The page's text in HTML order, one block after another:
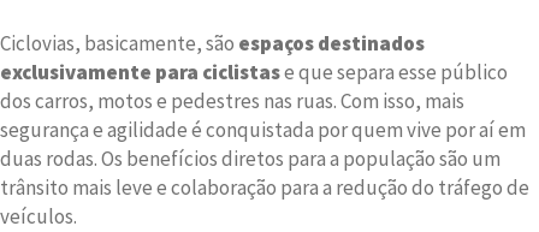
Ciclovias, basicamente, são espaços destinados
exclusivamente para ciclistase que separa esse público
dos carros, motos e pedestres nas ruas. Com isso, mais
segurança e agilidade é conquistada por quem vive por aí em
duas rodas. Os benefícios diretos para a população são um
trânsito mais leve e colaboração para a redução do tráfego de
veículos.